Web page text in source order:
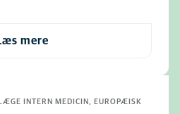
mere
INTERN MEDICIN, EUROPÆISK